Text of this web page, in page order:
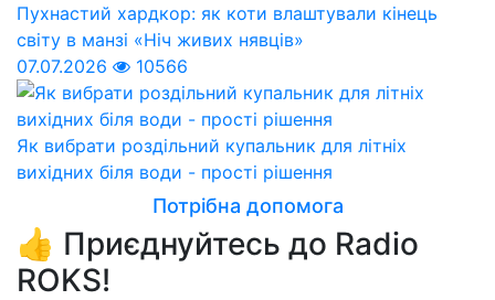
Пухнастий хардкор: як коти влаштували кінець
світу в манзі «Ніч живих нявців»
07.07.2026
10566
Як вибрати роздільний купальник для літніх
вихідних біля води - прості рішення
Потрібна допомога
👍 Приєднуйтесь до Radio
ROKS!